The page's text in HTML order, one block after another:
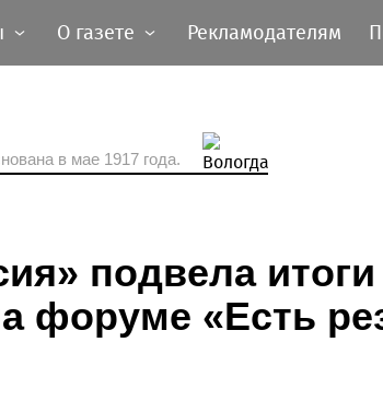
О газете Рекламодателям
в мае 1917 года.
подвела
форуме «Есть